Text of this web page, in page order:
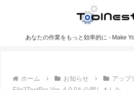
あなたの作業をもっと効率的に - Make
ホーム お知らせ
アップ